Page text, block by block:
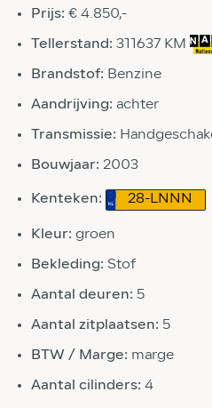
Prijs: € 4.850,-
Tellerstand: 311637 KM
Brandstof: Benzine
Aandrijving: achter
Transmissie:
Bouwjaar: 2003
Kenteken: 28-LNNN
Kleur: groen
Bekleding: Stof
Aantal deuren: 5
Aantal zitplaatsen: 5
BTW / Marge: marge
Aantal cilinders: 4